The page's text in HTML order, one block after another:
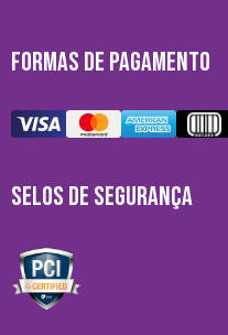
FORMAS DE PAGAMENTO
SELOS DE SEGURANÇA